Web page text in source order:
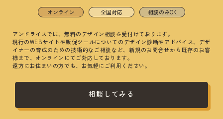
オンライン 全国対応 相談のみOK
アンドライスでは、無料のデザイン相談を受付けております。
現行のWEBサイトや販促ツールについてのデザイン診断やアドバイス、 デザ
イナーの育成のための技術的なご相談など、 新規のお問合せから既存のお客
様まで、オンラインにてご対応しております。
遠方にお住まいの方でも、お気軽にご利用ください。
相談してみる